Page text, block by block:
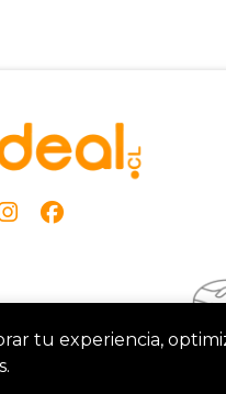
tu experiencia,